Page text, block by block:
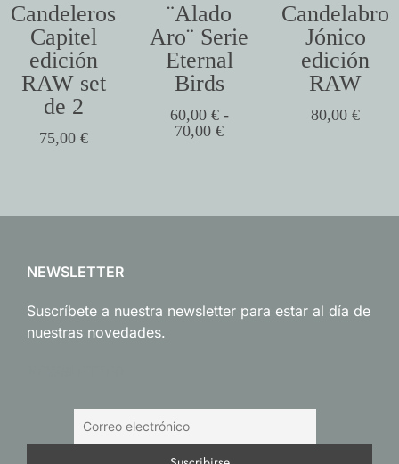
Candeleros
Capitel
edición
RAW set
de 2
75,00 €
¨Alado
Aro¨ Serie
Eternal
Birds
60,00 € -
70,00€
Candelabro
Jónico
edición
RAW
80,00€
NEWSLETTER
Suscríbete a nuestra newsletter para estar al día de
nuestras novedades.